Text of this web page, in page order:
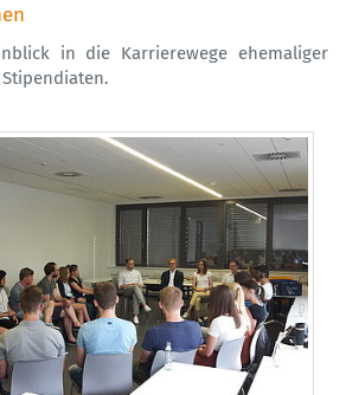
in die Karrierewege ehemaliger